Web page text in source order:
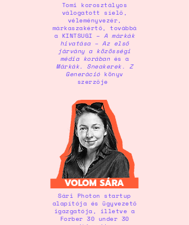
Tomi korosztályos
válogatott síelő,
véleményvezér,
márkaszakértő, továbbá
a KINTSUGI –A márkák
hivatása – Az első
járvány a közösségi
média korában és a
Márkák. Sneakerek . Z
Generációkönyv
szerzője
VOLOM SÁRA
Sári Photon startup
alapítója és ügyvezető
igazgatója, illetve a
Forber 30 under 30